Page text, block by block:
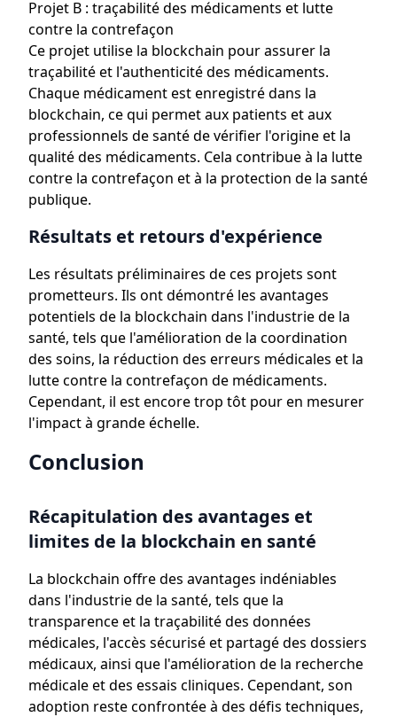
Projet B : traçabilité des médicaments et lutte
contre la contrefaçon
Ce projet utilise la blockchain pour assurer la
traçabilité et l'authenticité des médicaments.
Chaque médicament est enregistré dans la
blockchain, ce qui permet aux patients et aux
professionnels de santé de vérifier l'origine et la
qualité des médicaments. Cela contribue à la lutte
contre la contrefaçon et à la protection de la santé
publique.
Résultats et retours d'expérience
Les résultats préliminaires de ces projets sont
prometteurs. Ils ont démontré les avantages
potentiels de la blockchain dans l'industrie de la
santé, tels que l'amélioration de la coordination
des soins, la réduction des erreurs médicales et la
lutte contre la contrefaçon de médicaments.
Cependant, il est encore trop tôt pour en mesurer
l'impact à grande échelle.
Conclusion
Récapitulation des avantages et
limites de la blockchain en santé
La blockchain offre des avantages indéniables
dans l'industrie de la santé, tels que la
transparence et la traçabilité des données
médicales, l'accès sécurisé et partagé des dossiers
médicaux, ainsi que l'amélioration de la recherche
médicale et des essais cliniques. Cependant, son
adoption reste confrontée à des défis techniques,